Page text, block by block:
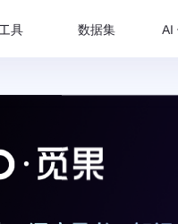
具 数据集 AI